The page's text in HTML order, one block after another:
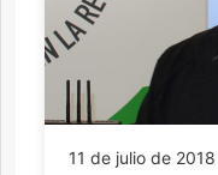
11 de julio de 2018